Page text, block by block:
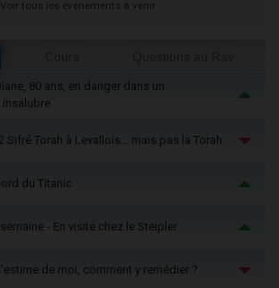
Voir tous les événements à venir
80 ans, en danger dans un
insalubre
Sifré Torah à Levallois… mais pas la Torah
du Titanic
- En visite chez le Steipler
de moi, comment y remédier ?